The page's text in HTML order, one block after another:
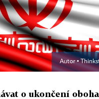
Autor ▪
o ukončení